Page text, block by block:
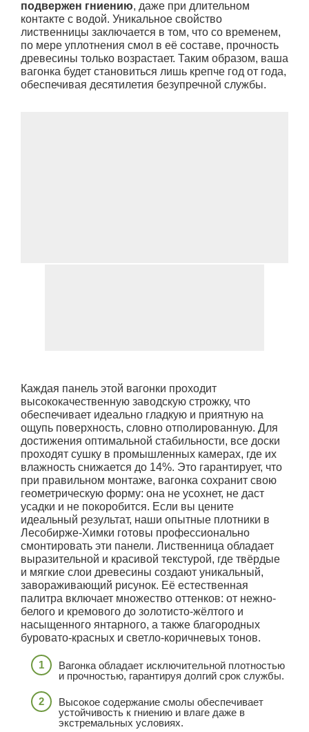
подвержен гниению, даже при длительном
контакте с водой. Уникальное свойство
лиственницы заключается в том, что со временем,
по мере уплотнения смол в её составе, прочность
древесины только возрастает. Таким образом, ваша
вагонка будет становиться лишь крепче год от года,
обеспечивая десятилетия безупречной службы.
Каждая панель этой вагонки проходит
высококачественную заводскую строжку, что
обеспечивает идеально гладкую и приятную на
ощупь поверхность, словно отполированную. Для
достижения оптимальной стабильности, все доски
проходят сушку в промышленных камерах, где их
влажность снижается до 14%. Это гарантирует, что
при правильном монтаже, вагонка сохранит свою
геометрическую форму: она не усохнет, не даст
усадки и не покоробится. Если вы цените
идеальный результат, наши опытные плотники в
Лесобирже-Химки готовы профессионально
смонтировать эти панели. Лиственница обладает
выразительной и красивой текстурой, где твёрдые
и мягкие слои древесины создают уникальный,
завораживающий рисунок. Её естественная
палитра включает множество оттенков: от нежно-
белого и кремового до золотисто-жёлтого и
насыщенного янтарного, а также благородных
буровато-красных и светло-коричневых тонов.
Вагонка обладает исключительной плотностью
и прочностью, гарантируя долгий срок службы.
Высокое содержание смолы обеспечивает
устойчивость к гниению и влаге даже в
экстремальных условиях.